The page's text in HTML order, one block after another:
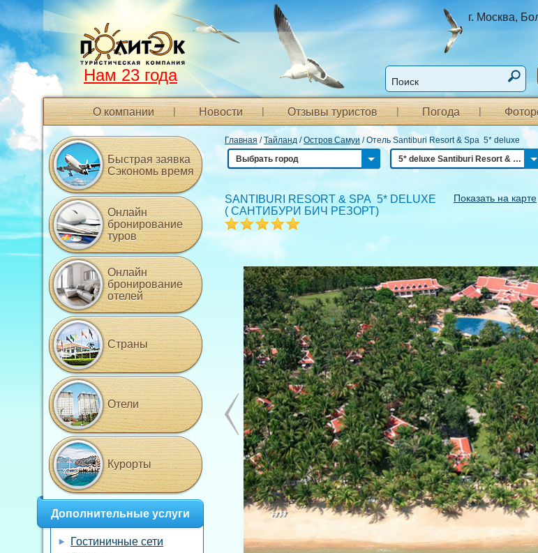
г. Москва,
Нам 23 года
О компании Новости Отзывы туристов Погода
Главная /Тайланд /Остров Самуи /Отель Santiburi Resort & Spa 5* deluxe
Выбрать город
5* deluxe Santiburi Resort & Spa
SANTIBURI RESORT & SPA 5* DELUXE
( САНТИБУРИ БИЧ РЕЗОРТ)
Показать на карте
Быстрая заявка
Сэкономь время
Онлайн
бронирование
туров
Онлайн
бронирование
отелей
Страны
Отели
Курорты
Дополнительные услуги
Гостиничные сети